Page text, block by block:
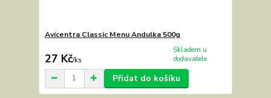
Avicentra Classic Menu Andulka 500g
27 Kč/ks
Skladem u
dodavatele
Přidat do košíku